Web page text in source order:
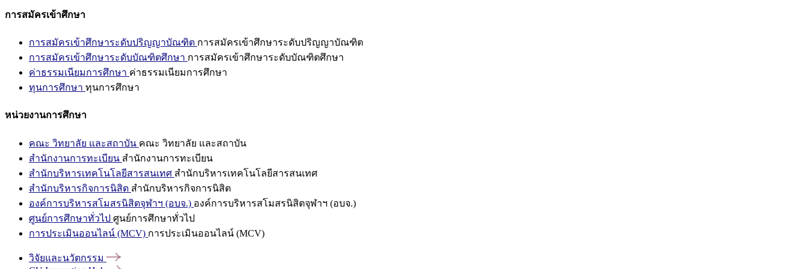
การสมัครเข้าศึกษา
การสมัครเข้าศึกษาระดับปริญญาบัณฑิต การสมัครเข้าศึกษาระดับปริญญาบัณฑิต
การสมัครเข้าศึกษาระดับบัณฑิตศึกษา การสมัครเข้าศึกษาระดับบัณฑิตศึกษา
ค่าธรรมเนียมการศึกษา ค่าธรรมเนียมการศึกษา
ทุนการศึกษา ทุนการศึกษา
หน่วยงานการศึกษา
คณะ วิทยาลัย และสถาบัน คณะ วิทยาลัย และสถาบัน
สำนักงานการทะเบียน สำนักงานการทะเบียน
สำนักบริหารเทคโนโลยีสารสนเทศ สำนักบริหารเทคโนโลยีสารสนเทศ
สำนักบริหารกิจการนิสิต สำนักบริหารกิจการนิสิต
องค์การบริหารสโมสรนิสิตจุฬาฯ (อบจ.) องค์การบริหารสโมสรนิสิตจุฬาฯ (อบจ.)
ศูนย์การศึกษาทั่วไป ศูนย์การศึกษาทั่วไป
การประเมินออนไลน์ (MCV) การประเมินออนไลน์ (MCV)
วิจัยและนวัตกรรม